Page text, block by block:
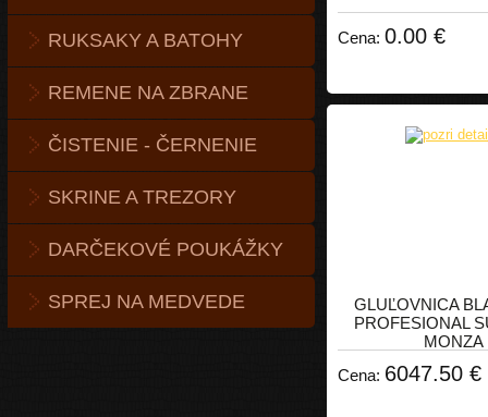
RUKSAKY A BATOHY
REMENE NA ZBRANE
ČISTENIE - ČERNENIE
SKRINE A TREZORY
DARČEKOVÉ POUKÁŽKY
SPREJ NA MEDVEDE
Cena: 0.00 €
GLUĽOVNICA
PROFESIONAL
MONZA
Cena: 6047.50 €